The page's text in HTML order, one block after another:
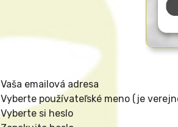
Vaša emailová adresa
Vyberte používateľské meno (je
Vyberte si heslo